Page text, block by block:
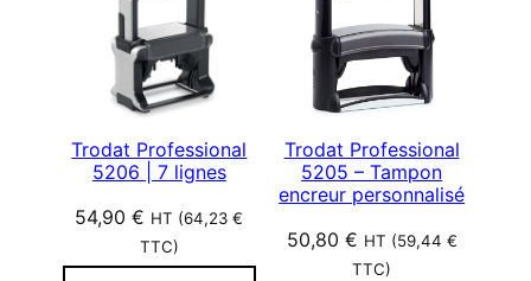
l
t
Trodat Professional
5206 | 7 lignes
54,90€ HT (64,23€
TTC)
Trodat Professional
5205 – Tampon
encreur personnalisé
50,80 € HT (59,44 €
TTC)